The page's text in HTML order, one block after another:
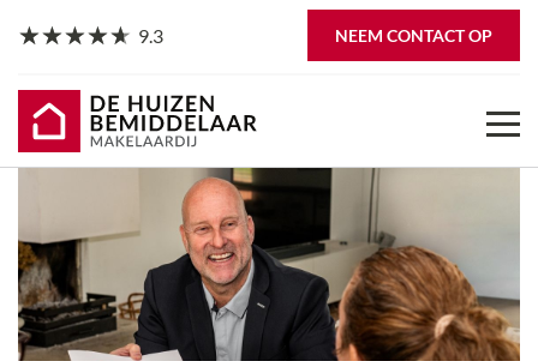
9.3 NEEM CONTACT OP